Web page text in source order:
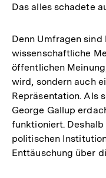
Das alles schadete
Denn Umfragen sind
wissenschaftliche
öffentlichen
wird, sondern auch
Repräsentation. Als
George Gallup
funktioniert.
politischen
Enttäuschung über